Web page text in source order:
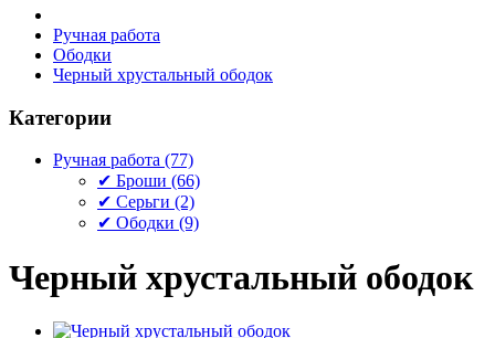
Ручная работа
Ободки
Черный хрустальный ободок
Категории
Ручная работа (77)
✔ Броши (66)
✔ Серьги (2)
✔ Ободки (9)
Черный хрустальный ободок